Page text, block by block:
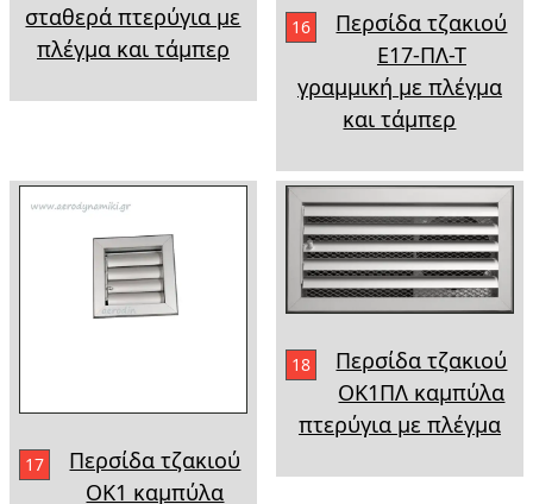
σταθερά πτερύγια με
πλέγμα και τάμπερ
16
Περσίδα τζακιού
Ε17-ΠΛ-Τ
γραμμική με πλέγμα
και τάμπερ
17
Περσίδα τζακιού
ΟΚ1 καμπύλα
18
Περσίδα τζακιού
ΟΚ1ΠΛ καμπύλα
πτερύγια με πλέγμα